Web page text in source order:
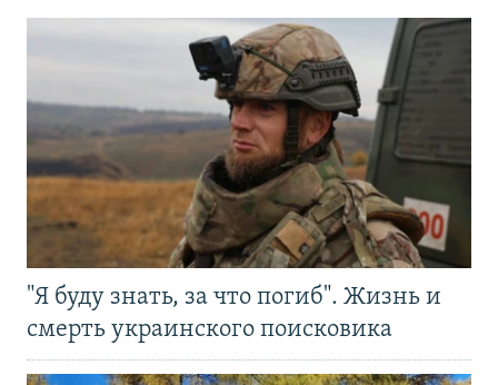
"Я буду знать, за что погиб". Жизнь и
смерть украинского поисковика